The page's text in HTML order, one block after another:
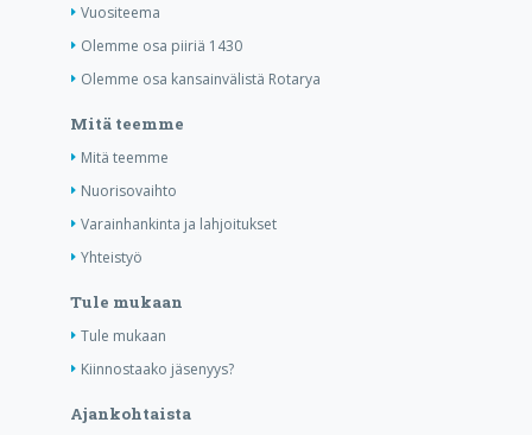
Vuositeema
Olemme osa piiriä 1430
Olemme osa kansainvälistä Rotarya
Mitä teemme
Mitä teemme
Nuorisovaihto
Varainhankinta ja lahjoitukset
Yhteistyö
Tule mukaan
Tule mukaan
Kiinnostaako jäsenyys?
Ajankohtaista